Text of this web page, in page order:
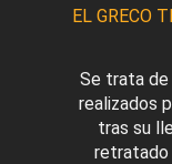
EL GRECO
Se trata de
realizados
tras su
retratado